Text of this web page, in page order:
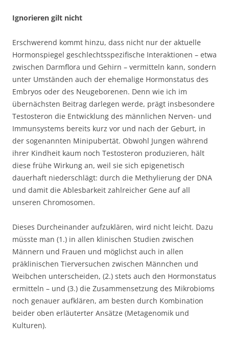
Ignorieren gilt nicht
Erschwerend kommt hinzu, dass nicht nur der aktuelle
Hormonspiegel geschlechtsspezifische Interaktionen – etwa
zwischen Darmflora und Gehirn – vermitteln kann, sondern
unter Umständen auch der ehemalige Hormonstatus des
Embryos oder des Neugeborenen. Denn wie ich im
übernächsten Beitrag darlegen werde, prägt insbesondere
Testosteron die Entwicklung des männlichen Nerven- und
Immunsystems bereits kurz vor und nach der Geburt, in
der sogenannten Minipubertät. Obwohl Jungen während
ihrer Kindheit kaum noch Testosteron produzieren, hält
diese frühe Wirkung an, weil sie sich epigenetisch
dauerhaft niederschlägt: durch die Methylierung der DNA
und damit die Ablesbarkeit zahlreicher Gene auf all
unseren Chromosomen.
Dieses Durcheinander aufzuklären, wird nicht leicht. Dazu
müsste man (1.) in allen klinischen Studien zwischen
Männern und Frauen und möglichst auch in allen
präklinischen Tierversuchen zwischen Männchen und
Weibchen unterscheiden, (2.) stets auch den Hormonstatus
ermitteln – und (3.) die Zusammensetzung des Mikrobioms
noch genauer aufklären, am besten durch Kombination
beider oben erläuterter Ansätze (Metagenomik und
Kulturen).